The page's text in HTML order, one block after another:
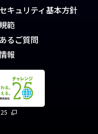
キュリティ基本方針
範
るご質問
報